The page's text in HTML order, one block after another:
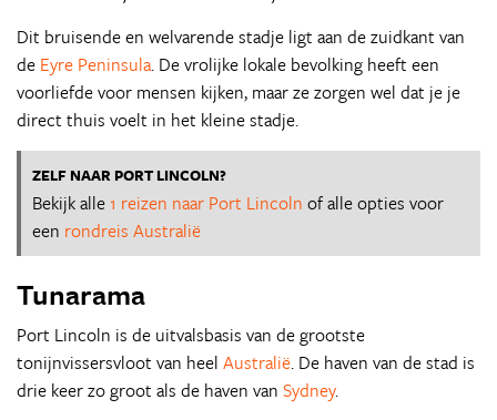
Dit bruisende en welvarende stadje ligt aan de zuidkant van
de Eyre Peninsula. De vrolijke lokale bevolking heeft een
voorliefde voor mensen kijken, maar ze zorgen wel dat je je
direct thuis voelt in het kleine stadje.
ZELF NAAR PORT LINCOLN?
Bekijk alle1 reizen naar Port Lincoln of alle opties voor
een rondreis Australië
Tunarama
Port Lincoln is de uitvalsbasis van de grootste
tonijnvissersvloot van heel Australië. De haven van de stad is
drie keer zo groot als de haven van Sydney.